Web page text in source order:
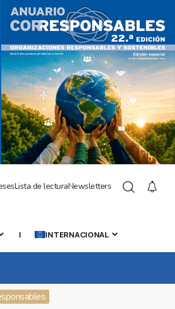
Lista de lecturaNewsletters
| INTERNACIONAL